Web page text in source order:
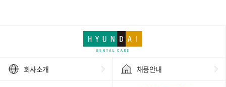
회사소개 채용안내